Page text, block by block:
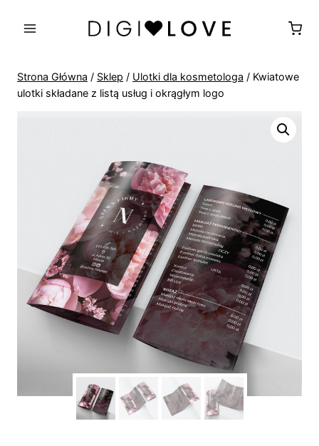
Strona Główna / Sklep / Ulotki dla kosmetologa / Kwiatowe
ulotki składane z listą usług i okrągłym logo